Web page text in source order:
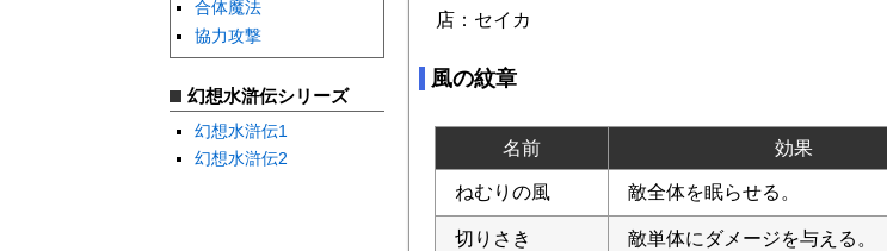
合体魔法
協力攻撃
幻想水滸伝シリーズ
幻想水滸伝1
幻想水滸伝2
店：セイカ
風の紋章
名前 効果
ねむりの風 敵全体を眠らせる。
切りさき 敵単体にダメージを与える。